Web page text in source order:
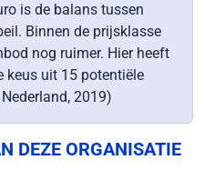
is de balans tussen
Binnen de prijsklasse
nog ruimer. Hier heeft
keus uit 15 potentiële
2019)
DEZE ORGANISATIE